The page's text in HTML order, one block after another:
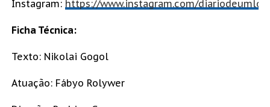
Instagram: https://www.instagram.com/
Ficha Técnica:
Texto: Nikolai Gogol
Atuação: Fábyo Rolywer